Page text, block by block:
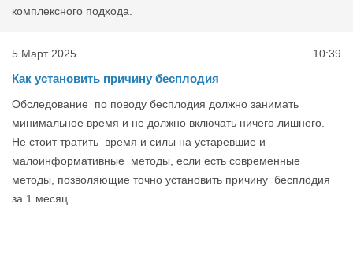
комплексного подхода.
5 Март 2025 10:39
Как установить причину бесплодия
Обследование по поводу бесплодия должно занимать
минимальное время и не должно включать ничего лишнего.
Не стоит тратить время и силы на устаревшие и
малоинформативные методы, если есть современные
методы, позволяющие точно установить причину бесплодия
за 1 месяц.